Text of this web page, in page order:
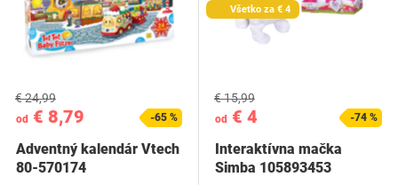
od € 8,79
€ 24,99
-65 %
Adventný kalendár Vtech
80-570174
Všetko za € 4
od € 4
€ 15,99
-74 %
Interaktívna mačka
Simba 105893453